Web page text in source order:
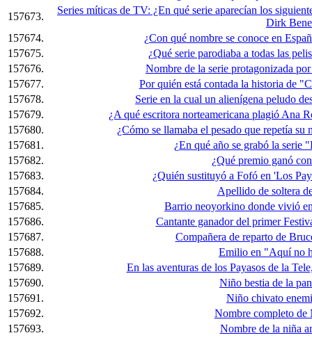
157673.
Series míticas de TV: ¿En qué serie aparecían los
Dirk
157674.
¿Con qué nombre se conoce en
157675.
¿Qué serie parodiaba a todas las
157676.
Nombre de la serie protagonizada
157677.
Por quién está contada la historia de
157678.
Serie en la cual un alienígena peludo
157679.
¿A qué escritora norteamericana plagió Ana
157680.
¿Cómo se llamaba el pesado que repetía
157681.
¿En qué año se grabó la serie
157682.
¿Qué premio ganó
157683.
¿Quién sustituyó a Fofó en 'Los
157684.
Apellido de soltera
157685.
Barrio neoyorkino donde vivió
157686.
Cantante ganador del primer
157687.
Compañera de reparto de
157688.
Emilio en "Aquí no
157689.
En las aventuras de los Payasos de la
157690.
Niño bestia de la
157691.
Niño chivato
157692.
Nombre completo de
157693.
Nombre de la niña